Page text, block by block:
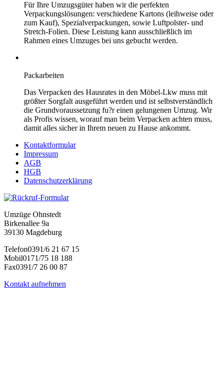
Für Ihre Umzugsgüter haben wir die perfekten
Verpackungslösungen: verschiedene Kartons (leihweise oder
zum Kauf), Spezialverpackungen, sowie Luftpolster- und
Stretch-Folien. Diese Leistung kann ausschließlich im
Rahmen eines Umzuges bei uns gebucht werden.
Packarbeiten
Das Verpacken des Hausrates in den Möbel-Lkw muss mit
größter Sorgfalt ausgeführt werden und ist selbstverständlich
die Grundvoraussetzung fu?r einen gelungenen Umzug. Wir
als Profis wissen, worauf man beim Verpacken achten muss,
damit alles sicher in Ihrem neuen zu Hause ankommt.
Kontaktformular
Impressum
AGB
HGB
Datenschutzerklärung
Umzüge Ohnstedt
Birkenallee 9a
39130 Magdeburg
Telefon0391/6 21 67 15
Mobil0171/75 18 188
Fax0391/7 26 00 87
Kontakt aufnehmen